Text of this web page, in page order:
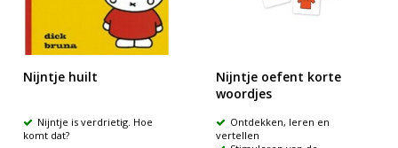
Nijntje huilt
Nijntje is verdrietig. Hoe
komt dat?
Nijntje oefent korte
woordjes
Ontdekken, leren en
vertellen